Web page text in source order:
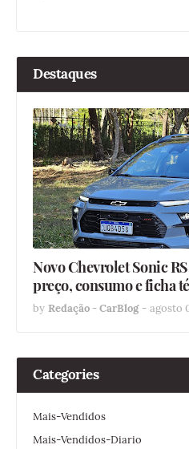
Destaques
Novo Chevrolet Sonic
preço, consumo e ficha
by Redação - CarBlog - agosto
Categories
Mais-Vendidos
Mais-Vendidos-Diario